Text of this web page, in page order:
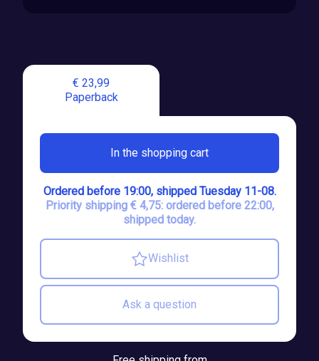
€ 23,99
Paperback
In the shopping cart
Ordered before 19:00, shipped Tuesday 11-08.
Priority shipping € 4,75: ordered before 22:00,
shipped today.
Wishlist
Ask a question